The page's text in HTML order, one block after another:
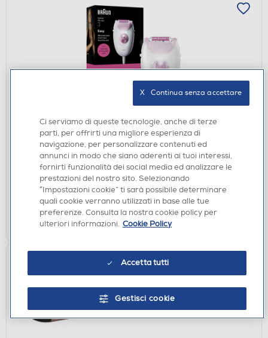
BRAUN - Epilatore LEGEPIL SE3-000 BOX MN-
ROSA
€ 34,90
Acquisto online:disponibile
Ritiro in negozio in 30' gratuito:verifica
AGGIUNGI
Ci serviamo di queste tecnologie, anche di terze
parti, per offrirti una migliore esperienza di
navigazione, per personalizzare contenuti ed
annunci in modo che siano aderenti ai tuoi interessi,
fornirti funzionalità dei social media ed analizzare le
prestazioni del nostro sito. Selezionando
“Impostazioni cookie” ti sarà possibile determinare
quali cookie verranno utilizzati in base alle tue
preferenze. Consulta la nostra cookie policy per
ulteriori informazioni. Cookie Policy
Accetta tutti
Gestisci cookie
X   Continua senza accettare